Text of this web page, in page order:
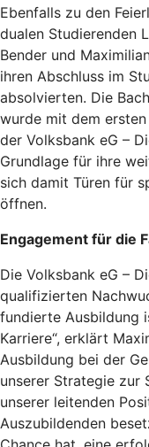
Ebenfalls zu den
dualen Studierenden
Bender und
ihren Abschluss im
absolvierten. Die
wurde mit dem
der Volksbank eG –
Grundlage für ihre
sich damit Türen für
öffnen.
Engagement für die
Die Volksbank eG –
qualifizierten
fundierte Ausbildung
Karriere“, erklärt
Ausbildung bei der
unserer Strategie zur
unserer leitenden
Auszubildenden